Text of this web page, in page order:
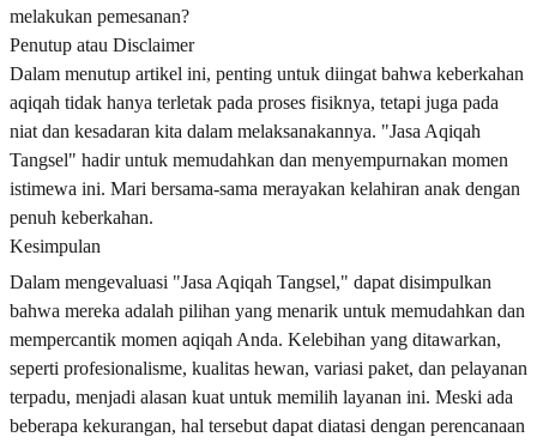
melakukan pemesanan?
Penutup atau Disclaimer
Dalam menutup artikel ini, penting untuk diingat bahwa keberkahan
aqiqah tidak hanya terletak pada proses fisiknya, tetapi juga pada
niat dan kesadaran kita dalam melaksanakannya. "Jasa Aqiqah
Tangsel" hadir untuk memudahkan dan menyempurnakan momen
istimewa ini. Mari bersama-sama merayakan kelahiran anak dengan
penuh keberkahan.
Kesimpulan
Dalam mengevaluasi "Jasa Aqiqah Tangsel," dapat disimpulkan
bahwa mereka adalah pilihan yang menarik untuk memudahkan dan
mempercantik momen aqiqah Anda. Kelebihan yang ditawarkan,
seperti profesionalisme, kualitas hewan, variasi paket, dan pelayanan
terpadu, menjadi alasan kuat untuk memilih layanan ini. Meski ada
beberapa kekurangan, hal tersebut dapat diatasi dengan perencanaan